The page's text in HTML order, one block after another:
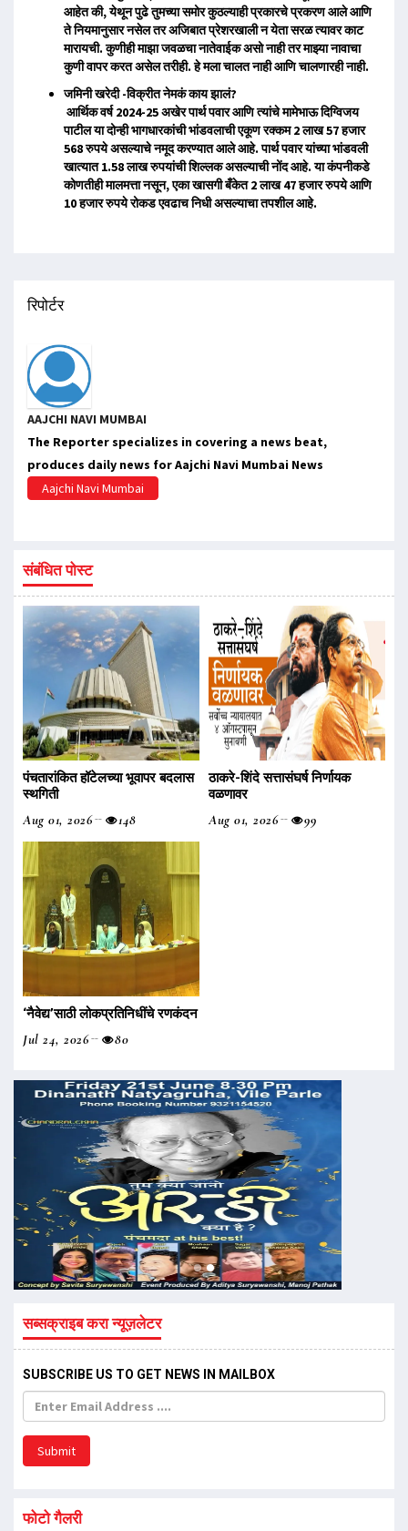
आहेत की, येथून पुढे तुमच्या समोर कुठल्याही प्रकारचे प्रकरण आले आणि
ते नियमानुसार नसेल तर अजिबात प्रेशरखाली न येता सरळ त्यावर काट
मारायची. कुणीही माझा जवळचा नातेवाईक असो नाही तर माझ्या नावाचा
कुणी वापर करत असेल तरीही. हे मला चालत नाही आणि चालणारही नाही.
जमिनी खरेदी -विक्रीत नेमकं काय झालं?
आर्थिक वर्ष 2024-25 अखेर पार्थ पवार आणि त्यांचे मामेभाऊ दिग्विजय
पाटील या दोन्ही भागधारकांची भांडवलाची एकूण रक्कम 2 लाख 57 हजार
568 रुपये असल्याचे नमूद करण्यात आले आहे. पार्थ पवार यांच्या भांडवली
खात्यात 1.58 लाख रुपयांची शिल्लक असल्याची नोंद आहे. या कंपनीकडे
कोणतीही मालमत्ता नसून, एका खासगी बँकेत 2 लाख 47 हजार रुपये आणि
10 हजार रुपये रोकड एवढाच निधी असल्याचा तपशील आहे.
रिपोर्टर
AAJCHI NAVI MUMBAI
The Reporter specializes in covering a news beat,
produces daily news for Aajchi Navi Mumbai News
Aajchi Navi Mumbai
संबंधित पोस्ट
पंचतारांकित हॉटेलच्या भूवापर बदलास
स्थगिती
Aug 01, 2026
148
ठाकरे-शिंदे सत्तासंघर्ष निर्णायक
वळणावर
Aug 01, 2026
99
‌‘नैवेद्य‌’साठी लोकप्रतिनिधींचे रणकंदन
Jul 24, 2026
80
सब्सक्राइब करा न्यूज़लेटर
SUBSCRIBE US TO GET NEWS IN MAILBOX
Submit
फोटो गैलरी